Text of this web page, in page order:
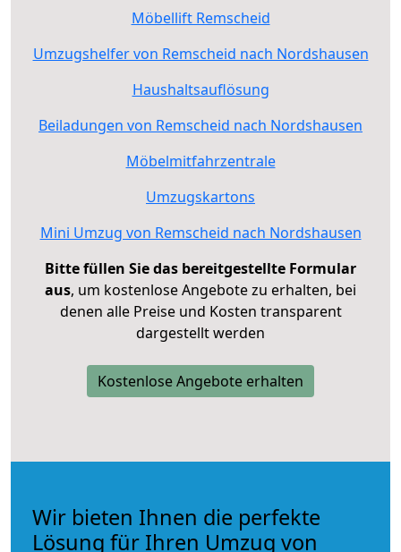
Möbellift Remscheid
Umzugshelfer von Remscheid nach Nordshausen
Haushaltsauflösung
Beiladungen von Remscheid nach Nordshausen
Möbelmitfahrzentrale
Umzugskartons
Mini Umzug von Remscheid nach Nordshausen
Bitte füllen Sie das bereitgestellte Formular
aus, um kostenlose Angebote zu erhalten, bei
denen alle Preise und Kosten transparent
dargestellt werden
Kostenlose Angebote erhalten
Wir bieten Ihnen die perfekte
Lösung für Ihren Umzug von